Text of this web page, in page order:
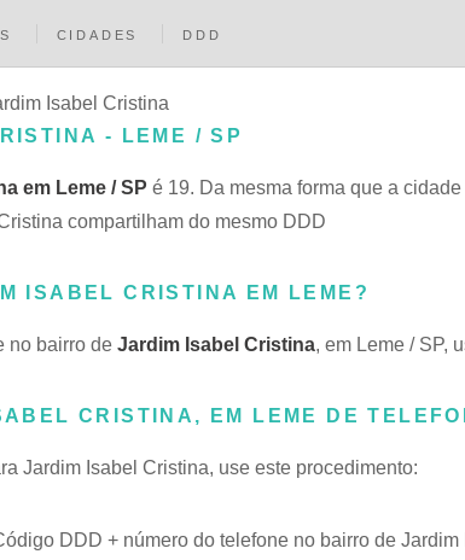
CIDADES DDD
Isabel Cristina
- LEME / SP
em Leme / SP é 19. Da mesma forma que a
compartilham do mesmo DDD
ISABEL CRISTINA EM LEME?
no bairro de Jardim Isabel Cristina, em Leme / SP,
CRISTINA, EM LEME DE
Jardim Isabel Cristina, use este procedimento:
DDD + número do telefone no bairro de Jardim